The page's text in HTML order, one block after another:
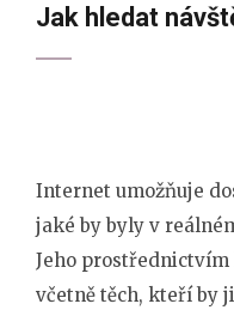
Jak hledat
Internet umožňuje
jaké by byly v
Jeho
včetně těch, kteří by